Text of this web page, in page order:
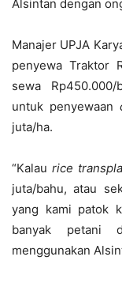
Alsintan dengan
Manajer UPJA
penyewa Traktor
sewa Rp450.000/
untuk penyewaan
juta/ha.
“Kalaurice
juta/bahu, atau
yang kami patok
banyak petani
menggunakan